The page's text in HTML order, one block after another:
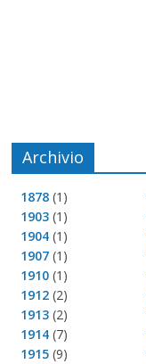
Archivio
1878 (1)
1903 (1)
1904 (1)
1907 (1)
1910 (1)
1912 (2)
1913 (2)
1914 (7)
1915 (9)